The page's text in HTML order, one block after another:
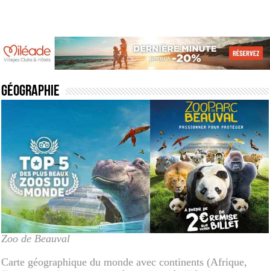
Géographie
Zoo de Beauval
Carte géographique du monde avec continents (Afrique,